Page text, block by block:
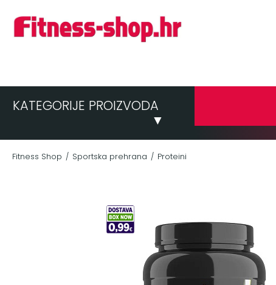
KATEGORIJE PROIZVODA
▼
Fitness Shop / Sportska prehrana / Proteini